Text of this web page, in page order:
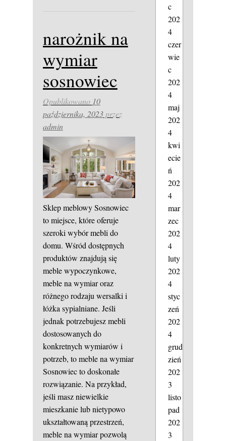
narożnik na
wymiar
sosnowiec
Opublikowano 10
października, 2023przez
admin
Sklep meblowy Sosnowiec
to miejsce, które oferuje
szeroki wybór mebli do
domu. Wśród dostępnych
produktów znajdują się
meble wypoczynkowe,
meble na wymiar oraz
różnego rodzaju wersalki i
łóżka sypialniane. Jeśli
jednak potrzebujesz mebli
dostosowanych do
konkretnych wymiarów i
potrzeb, to meble na wymiar
Sosnowiec to doskonałe
rozwiązanie. Na przykład,
jeśli masz niewielkie
mieszkanie lub nietypowo
ukształtowaną przestrzeń,
meble na wymiar pozwolą
c
202
4
czer
wie
c
202
4
maj
202
4
kwi
ecie
ń
202
4
mar
zec
202
4
luty
202
4
styc
zeń
202
4
grud
zień
202
3
listo
pad
202
3